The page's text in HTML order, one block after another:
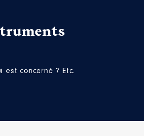
est concerné ? Etc.